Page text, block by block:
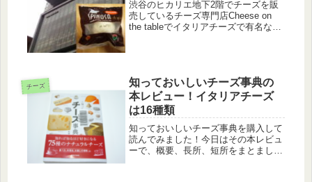
渋谷のヒカリエ地下2階でチーズを販
売しているチーズ専門店Cheese on
the tableでイタリアチーズで有名な水
チーズ
知っておいしいチーズ事典の
本レビュー！イタリアチーズ
は16種類
知っておいしいチーズ事典を購入して
読んでみました！今日はその本レビュ
ーで、概要、長所、短所をまとまし